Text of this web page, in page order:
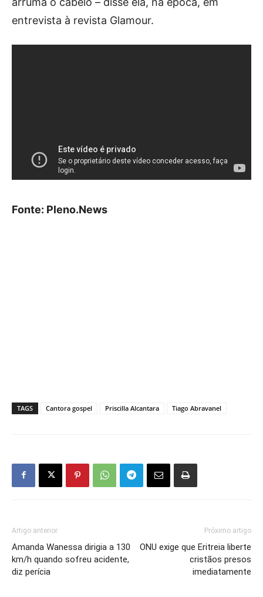
entrevista à revista Glamour.
Fonte: Pleno.News
TAGS Cantora gospel Priscilla Alcantara Tiago Abravanel
Artigo anterior
Amanda Wanessa dirigia a 130
km/h quando sofreu acidente,
diz perícia
Próximo artigo
ONU exige que Eritreia liberte
cristãos presos
imediatamente